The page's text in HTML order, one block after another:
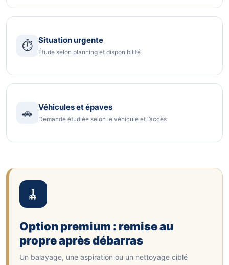
⏱️ Situation urgente
Étude selon planning et disponibilité
🚗 Véhicules et épaves
Demande étudiée selon le véhicule et l’accès
🧹
Option premium : remise au
propre après débarras
Un balayage, une aspiration ou un nettoyage ciblé